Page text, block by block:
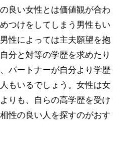
良い女性とは価値観が合わ
つけをしてしまう男性もい
性によっては主夫願望を抱
分と対等の学歴を求めたり
パートナーが自分より学歴
もいるでしょう。女性は女
りも、自らの高学歴を受け
性の良い人を探すのがおす